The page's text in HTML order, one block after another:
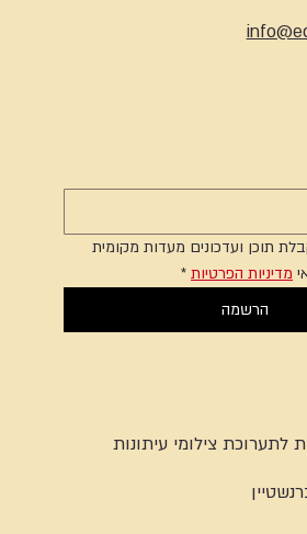
אני מאשר.ת קבלת תוכן ועדכונים מעדות מקומית
מדיניות הפרטיות *
הרשמה
לתערוכת צילומי עיתונות